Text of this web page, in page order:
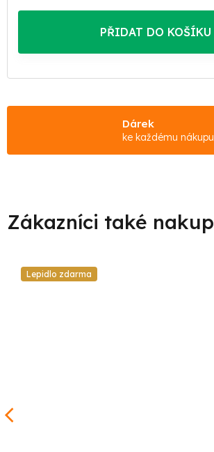
cena:
PŘIDAT DO KOŠÍKU
Dárek
ke každému nákupu
Lepidlo zdarma